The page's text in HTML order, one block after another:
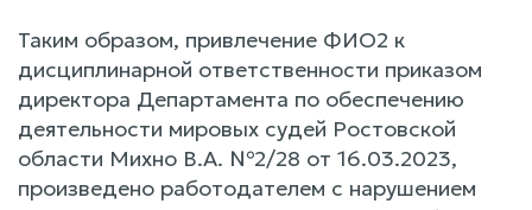
Таким образом, привлечение ФИО2 к
дисциплинарной ответственности приказом
директора Департамента по обеспечению
деятельности мировых судей Ростовской
области Михно В.А. №2/28 от 16.03.2023,
произведено работодателем с нарушением